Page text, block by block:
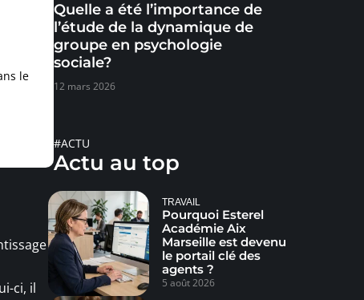
le
ci, il
Quelle a été l’importance de
l’étude de la dynamique de
groupe en psychologie
sociale?
12 mars 2026
#ACTU
Actu au top
TRAVAIL
Pourquoi Esterel
Académie Aix
Marseille est devenu
le portail clé des
agents ?
5 août 2026